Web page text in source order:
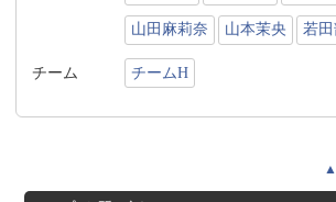
山田麻莉奈 山本茉央 若
チーム チームH
▲